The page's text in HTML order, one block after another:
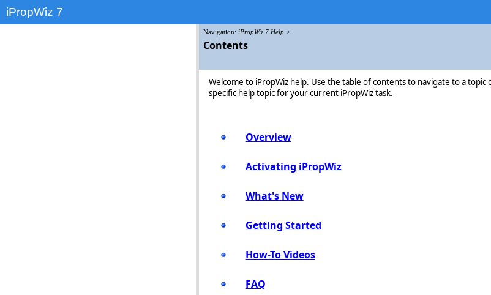
iPropWiz 7